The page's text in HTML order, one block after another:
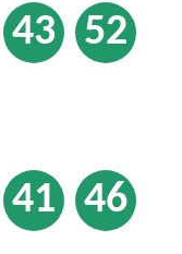
43 52
41 46